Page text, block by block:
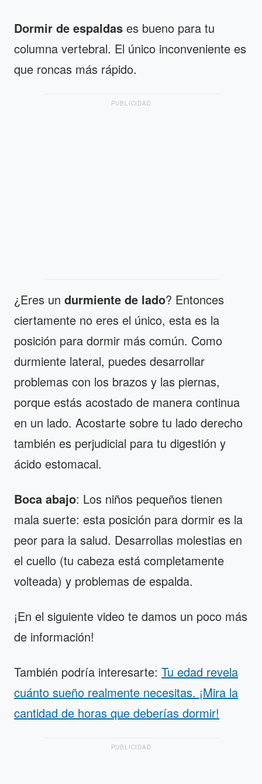
Dormir de espaldas es bueno para tu
columna vertebral. El único inconveniente es
que roncas más rápido.
PUBLICIDAD
¿Eres un durmiente de lado? Entonces
ciertamente no eres el único, esta es la
posición para dormir más común. Como
durmiente lateral, puedes desarrollar
problemas con los brazos y las piernas,
porque estás acostado de manera continua
en un lado. Acostarte sobre tu lado derecho
también es perjudicial para tu digestión y
ácido estomacal.
Boca abajo: Los niños pequeños tienen
mala suerte: esta posición para dormir es la
peor para la salud. Desarrollas molestias en
el cuello (tu cabeza está completamente
volteada) y problemas de espalda.
¡En el siguiente video te damos un poco más
de información!
También podría interesarte: Tu edad revela
cuánto sueño realmente necesitas. ¡Mira la
cantidad de horas que deberías dormir!
PUBLICIDAD